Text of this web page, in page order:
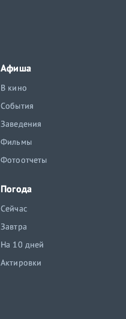
Афиша
В кино
События
Заведения
Фильмы
Фотоотчеты
Погода
Сейчас
Завтра
На 10 дней
Актировки